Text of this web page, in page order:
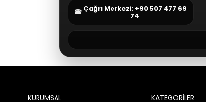
☎ Çağrı Merkezi: +90 507 477 69
74
KURUMSAL KATEGORİLER